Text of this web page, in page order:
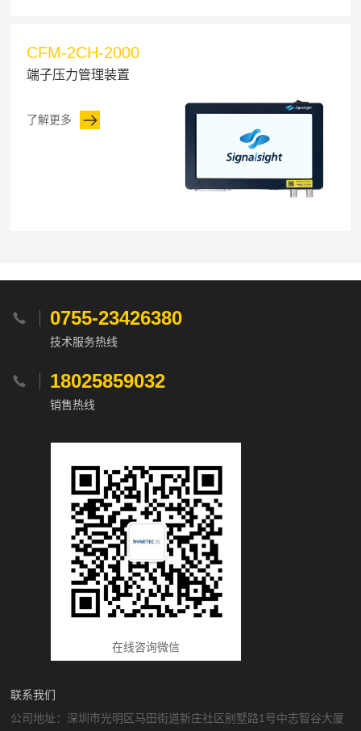
CFM-2CH-2000
端子压力管理装置
了解更多
 0755-23426380
技术服务热线
 18025859032
销售热线
在线咨询微信
联系我们
公司地址：深圳市光明区马田街道新庄社区别墅路1号中志智谷大厦